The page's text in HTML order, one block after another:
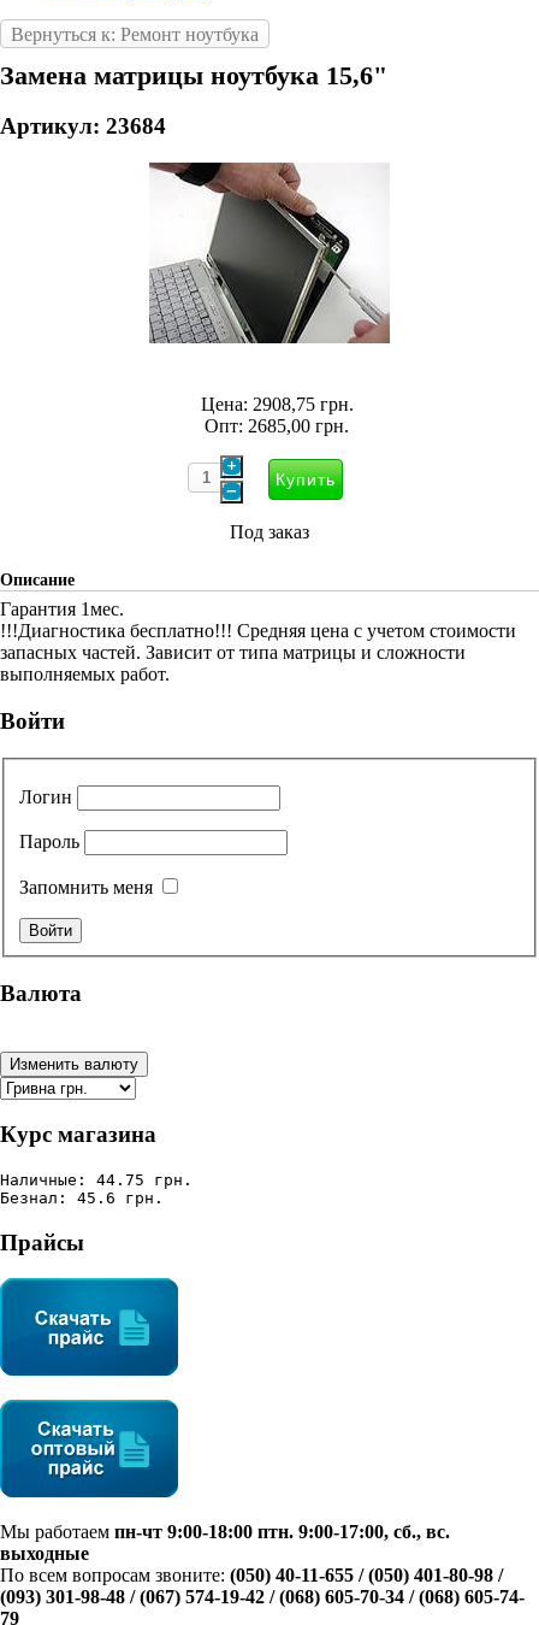
Вернуться к: Ремонт ноутбука
Замена матрицы ноутбука 15,6"
Артикул: 23684
Цена: 2908,75 грн.
Опт: 2685,00 грн.
Под заказ
Описание
Гарантия 1мес.
!!!Диагностика бесплатно!!! Средняя цена с учетом стоимости
запасных частей. Зависит от типа матрицы и сложности
выполняемых работ.
Войти
Логин
Пароль
Запомнить меня
Валюта
Курс магазина
Наличные: 44.75 грн.
Безнал: 45.6 грн.
Прайсы
Мы работаем пн-чт 9:00-18:00 птн. 9:00-17:00, сб., вс.
выходные
По всем вопросам звоните: (050) 40-11-655 / (050) 401-80-98 /
(093) 301-98-48 /(067) 574-19-42 / (068) 605-70-34 / (068) 605-74-
79